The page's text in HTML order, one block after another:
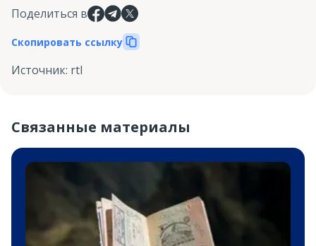
Поделиться в
Скопировать ссылку
Источник: rtl
Связанные материалы